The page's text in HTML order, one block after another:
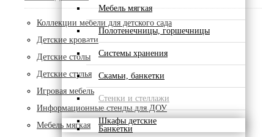
Мебель мягкая
Полотенечницы, горшечницы
Системы хранения
Скамьи, банкетки
Стенки и стеллажи
Шкафы детские
Банкетки
Коллекции мебели для детского сада
Детские кровати
Детские столы
Детские стулья
Игровая мебель
Информационные стенды для ДОУ
Мебель мягкая